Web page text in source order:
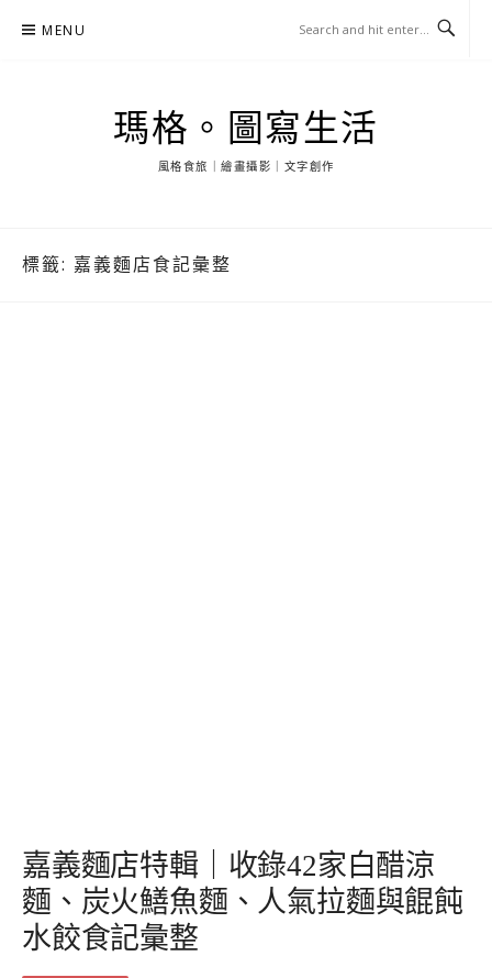
MENU
瑪格。圖寫生活
風格食旅｜繪畫攝影｜文字創作
標籤: 嘉義麵店食記彙整
嘉義麵店特輯｜收錄42家白醋涼
麵、炭火鱔魚麵、人氣拉麵與餛飩
水餃食記彙整